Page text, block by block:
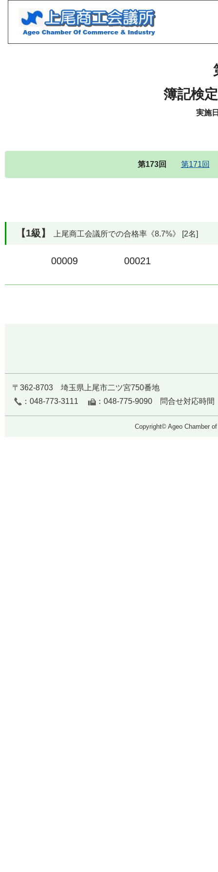
簿記検
実施
第173回 第171回
【1級】 上尾商工会議所での合格率《8.7%》 [2名]
00009 00021
〒362-8703 埼玉県上尾市二ツ宮750番地
：048-773-3111
：048-775-9090 問合せ対応時間
Copyright© Ageo Chamber